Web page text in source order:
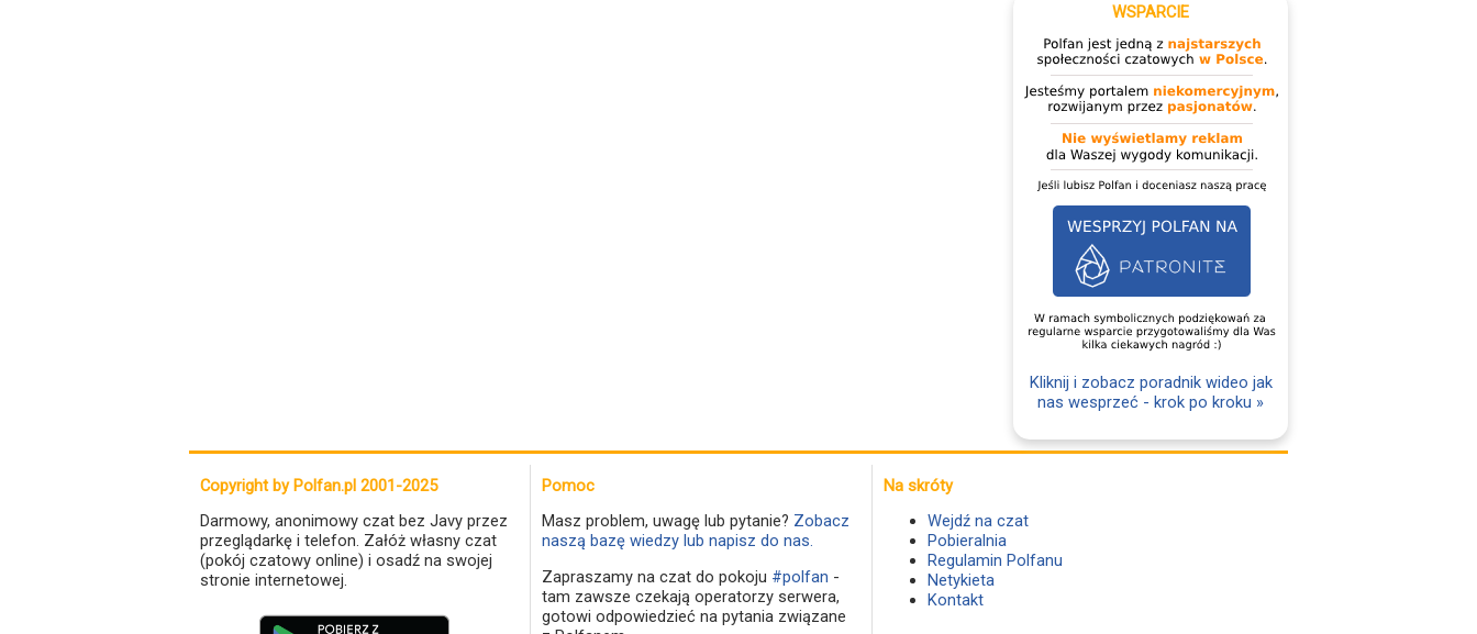
WSPARCIE
Kliknij i zobacz poradnik wideo jak
nas wesprzeć - krok po kroku »
Copyright by Polfan.pl 2001-2025
Darmowy, anonimowy czat bez Javy przez
przeglądarkę i telefon. Załóż własny czat
(pokój czatowy online) i osadź na swojej
stronie internetowej.
Pomoc
Masz problem, uwagę lub pytanie? Zobacz
naszą bazę wiedzy lub napisz do nas.
Zapraszamy na czat do pokoju #polfan -
tam zawsze czekają operatorzy serwera,
gotowi odpowiedzieć na pytania związane
Na skróty
Wejdź na czat
Pobieralnia
Regulamin Polfanu
Netykieta
Kontakt